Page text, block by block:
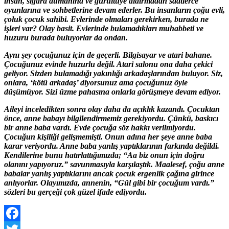
oyunlarına ve sohbetlerine devam ederler. Bu insanların çoğu evli,
çoluk çocuk sahibi. Evlerinde olmaları gerekirken, burada ne
işleri var? Olay basit. Evlerinde bulamadıkları muhabbeti ve
huzuru burada buluyorlar da ondan.
Aynı şey çocuğunuz için de geçerli. Bilgisayar ve atari bahane.
Çocuğunuz evinde huzurlu değil. Atari salonu ona daha çekici
geliyor. Sizden bulamadığı yakınlığı arkadaşlarından buluyor. Siz,
onlara, ‘kötü arkadaş’ diyorsunuz ama çocuğunuz öyle
düşümüyor. Sizi üzme pahasına onlarla görüşmeye devam ediyor.
Aileyi inceledikten sonra olay daha da açıklık kazandı. Çocuktan
önce, anne babayı bilgilendirmemiz gerekiyordu. Çünkü, baskıcı
bir anne baba vardı. Evde çocuğa söz hakkı verilmiyordu.
Çocuğun kişiliği gelişmemişti. Onun adına her şeye anne baba
karar veriyordu. Anne baba yanlış yaptıklarının farkında değildi.
Kendilerine bunu hatırlattığımızda; “Aa biz onun için doğru
olanını yapıyoruz.” savunmasıyla karşılaştık. Maalesef, çoğu anne
babalar yanlış yaptıklarını ancak çocuk ergenlik çağına girince
anlıyorlar. Olayımızda, annenin, “Gül gibi bir çocuğum vardı.”
sözleri bu gerçeği çok güzel ifade ediyordu.